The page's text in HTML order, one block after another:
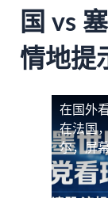
国 vs
情地提
在国外
在法国
尔，屏